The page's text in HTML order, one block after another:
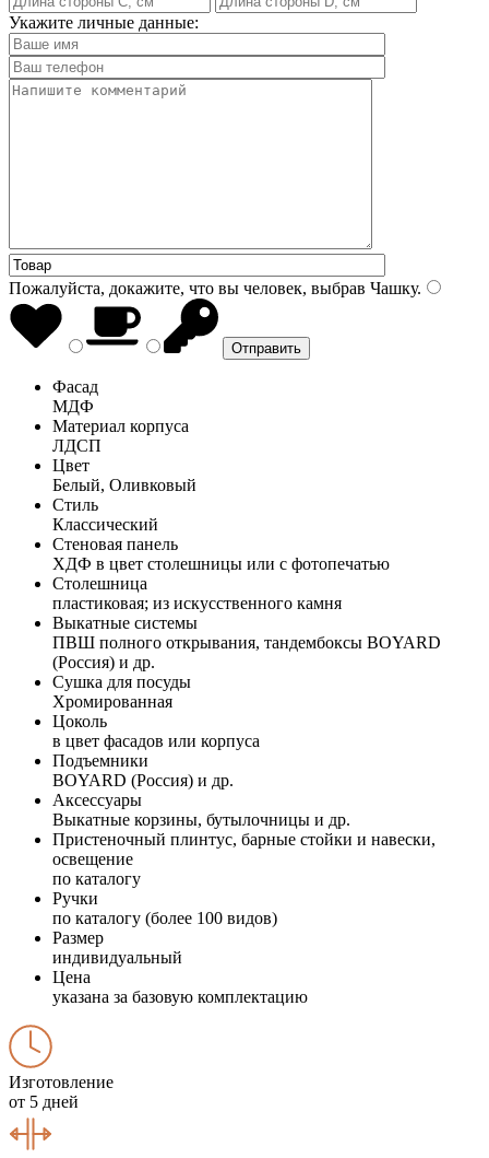
Укажите личные данные:
Пожалуйста, докажите, что вы человек, выбрав Чашку.
Фасад
МДФ
Материал корпуса
ЛДСП
Цвет
Белый, Оливковый
Стиль
Классический
Стеновая панель
ХДФ в цвет столешницы или с фотопечатью
Столешница
пластиковая; из искусственного камня
Выкатные системы
ПВШ полного открывания, тандембоксы BOYARD
(Россия) и др.
Сушка для посуды
Хромированная
Цоколь
в цвет фасадов или корпуса
Подъемники
BOYARD (Россия) и др.
Аксессуары
Выкатные корзины, бутылочницы и др.
Пристеночный плинтус, барные стойки и навески,
освещение
по каталогу
Ручки
по каталогу (более 100 видов)
Размер
индивидуальный
Цена
указана за базовую комплектацию
Изготовление
от 5 дней